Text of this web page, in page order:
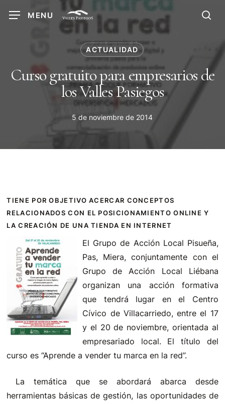
MENU
ACTUALIDAD
Curso gratuito para empresarios de
los Valles Pasiegos
5 de noviembre de 2014
TIENE POR OBJETIVO ACERCAR CONCEPTOS
RELACIONADOS CON EL POSICIONAMIENTO ONLINE Y
LA CREACIÓN DE UNA TIENDA EN INTERNET
El Grupo de Acción Local Pisueña,
Pas, Miera, conjuntamente con el
Grupo de Acción Local Liébana
organizan una acción formativa
que tendrá lugar en el Centro
Cívico de Villacarriedo, entre el 17
y el 20 de noviembre, orientada al
empresariado local. El título del
curso es “Aprende a vender tu marca en la red”.
La temática que se abordará abarca desde
herramientas básicas de gestión, las oportunidades de